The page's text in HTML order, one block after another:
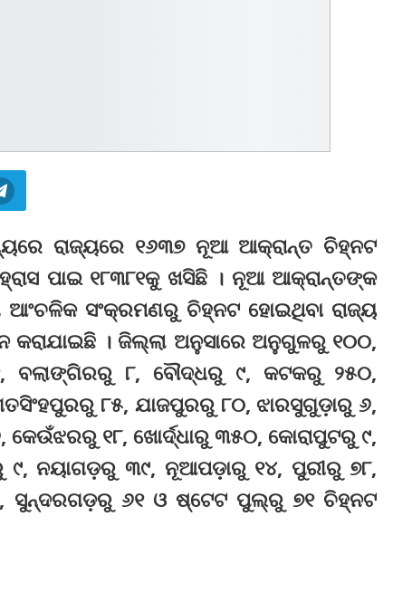
ରାଜ୍ୟରେ ୧୬୩୭ ନୂଆ ଆକ୍ରାନ୍ତ ଚିହ୍ନଟ
ପାଇ ୧୮୩୮୧କୁ ଖସିଛି । ନୂଆ ଆକ୍ରାନ୍ତଙ୍କ
ଆଂଚଳିକ ସଂକ୍ରମଣରୁ ଚିହ୍ନଟ ହୋଇଥିବା ରାଜ୍ୟ
କରାଯାଇଛି । ଜିଲ୍ଲା ଅନୁସାରେ ଅନୁଗୁଳରୁ ୧୦୦,
ବଲାଙ୍ଗିରରୁ ୮, ବୌଦ୍ଧରୁ ୯, କଟକରୁ ୨୫୦,
୮୫, ଯାଜପୁରରୁ ୮୦, ଝାରସୁଗୁଡ଼ାରୁ ୬,
କେଉଁଝରରୁ ୧୮, ଖୋର୍ଦ୍ଧାରୁ ୩୫୦, କୋରାପୁଟରୁ ୯,
ନୟାଗଡ଼ରୁ ୩୯, ନୂଆପଡ଼ାରୁ ୧୪, ପୁରୀରୁ ୭୮,
ସୁନ୍ଦରଗଡ଼ରୁ ୬୧ ଓ ଷ୍ଟେଟ ପୁଲ୍‌ରୁ ୭୧ ଚିହ୍ନଟ